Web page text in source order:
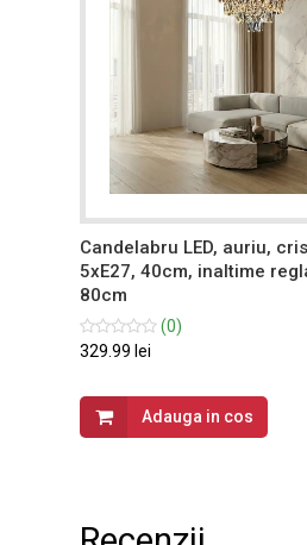
Candelabru LED, auriu,
5xE27, 40cm, inaltime
80cm
(0)
329.99 lei
Adauga in cos